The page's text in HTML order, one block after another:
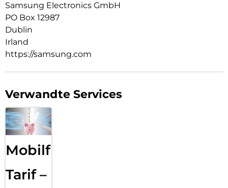
Samsung Electronics GmbH
PO Box 12987
Dublin
Irland
https://samsung.com
Verwandte Services
Mobilfunk
Tarif –